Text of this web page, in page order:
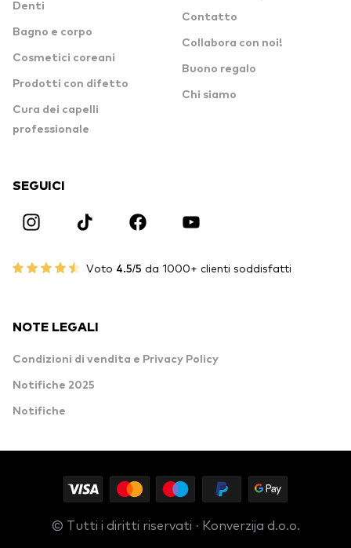
Denti
Bagno e corpo
Cosmetici coreani
Prodotti con difetto
Cura dei capelli
professionale
Contatto
Collabora con noi!
Buono regalo
Chi siamo
SEGUICI
Voto 4.5/5 da 1000+ clienti soddisfatti
NOTE LEGALI
Condizioni di vendita e Privacy Policy
Notifiche 2025
Notifiche
© Tutti i diritti riservati · Konverzija d.o.o.